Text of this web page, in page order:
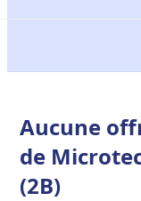
Aucune
de
(2B)